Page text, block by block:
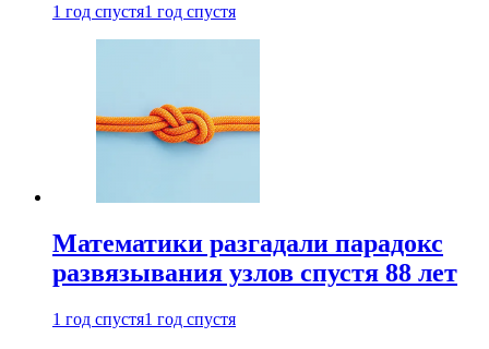
1 год спустя1 год спустя
Математики разгадали парадокс
развязывания узлов спустя 88 лет
1 год спустя1 год спустя